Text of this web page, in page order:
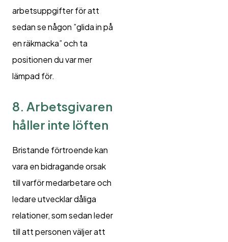
arbetsuppgifter för att
sedan se någon ”glida in på
en räkmacka” och ta
positionen du var mer
lämpad för.
8. Arbetsgivaren
håller inte löften
Bristande förtroende kan
vara en bidragande orsak
till varför medarbetare och
ledare utvecklar dåliga
relationer, som sedan leder
till att personen väljer att